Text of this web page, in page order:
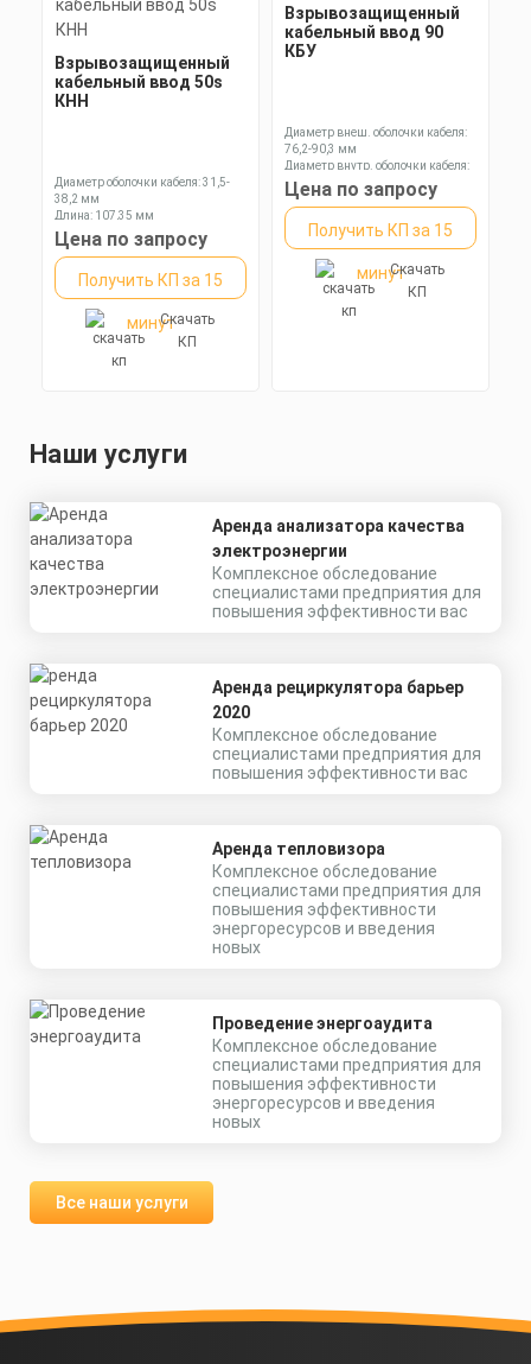
Взрывозащищенный
кабельный ввод 50s
КНН
Диаметр оболочки кабеля: 31,5-
38,2 мм
Длина: 107,35 мм
Ключ: 55 мм
Цена по запросу
Получить КП за 15
минутСкачать
КП
Взрывозащищенный
кабельный ввод 90
КБУ
Диаметр внеш. оболочки кабеля:
76,2-90,3 мм
Диаметр внутр. оболочки кабеля:
67,0-79,0 мм
Длина: 151,5 мм
Цена по запросу
Получить КП за 15
минутСкачать
КП
Наши услуги
Аренда анализатора качества
электроэнергии
Комплексное обследование
специалистами предприятия для
повышения эффективности вас
Аренда рециркулятора барьер
2020
Комплексное обследование
специалистами предприятия для
повышения эффективности вас
Аренда тепловизора
Комплексное обследование
специалистами предприятия для
повышения эффективности
энергоресурсов и введения
новых
Проведение энергоаудита
Комплексное обследование
специалистами предприятия для
повышения эффективности
энергоресурсов и введения
новых
Все наши услуги